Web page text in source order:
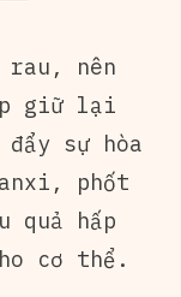
rau, nên
giữ lại
sự hòa
phốt
quả hấp
cơ thể.